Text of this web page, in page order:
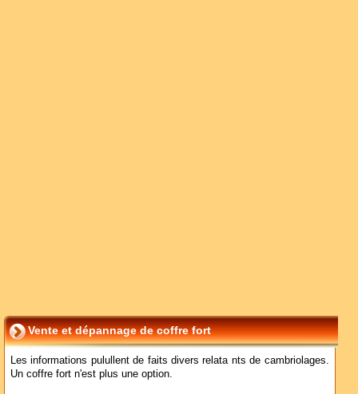
Vente et dépannage de coffre fort
Les informations pulullent de faits divers relata nts de cambriolages.
Un coffre fort n'est plus une option.